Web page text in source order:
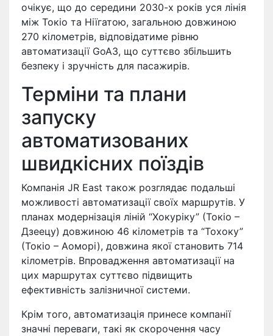
очікує, що до середини 2030-х років уся лінія
між Токіо та Ніїгатою, загальною довжиною
270 кілометрів, відповідатиме рівню
автоматизації GoA3, що суттєво збільшить
безпеку і зручність для пасажирів.
Терміни та плани
запуску
автоматизованих
швидкісних поїздів
Компанія JR East також розглядає подальші
можливості автоматизації своїх маршрутів. У
планах модернізація ліній “Хокуріку” (Токіо –
Дзеецу) довжиною 46 кілометрів та “Тохоку”
(Токіо – Аоморі), довжина якої становить 714
кілометрів. Впровадження автоматизації на
цих маршрутах суттєво підвищить
ефективність залізничної системи.
Крім того, автоматизація принесе компанії
значні переваги, такі як скорочення часу